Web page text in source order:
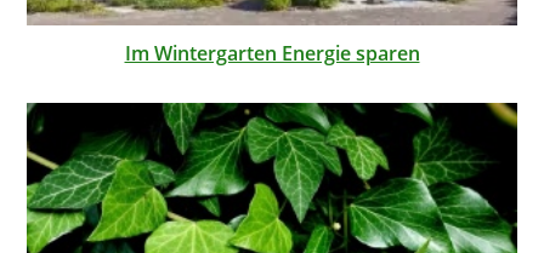
Im Wintergarten Energie sparen